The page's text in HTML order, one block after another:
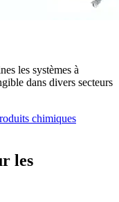
les systèmes à
dans divers secteurs
chimiques
les